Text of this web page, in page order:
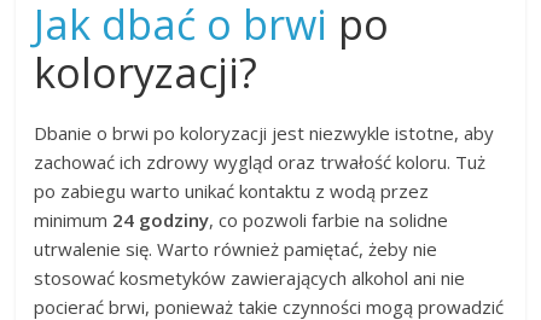
Jak dbać o brwi po
koloryzacji?
Dbanie o brwi po koloryzacji jest niezwykle istotne, aby
zachować ich zdrowy wygląd oraz trwałość koloru. Tuż
po zabiegu warto unikać kontaktu z wodą przez
minimum 24 godziny, co pozwoli farbie na solidne
utrwalenie się. Warto również pamiętać, żeby nie
stosować kosmetyków zawierających alkohol ani nie
pocierać brwi, ponieważ takie czynności mogą prowadzić